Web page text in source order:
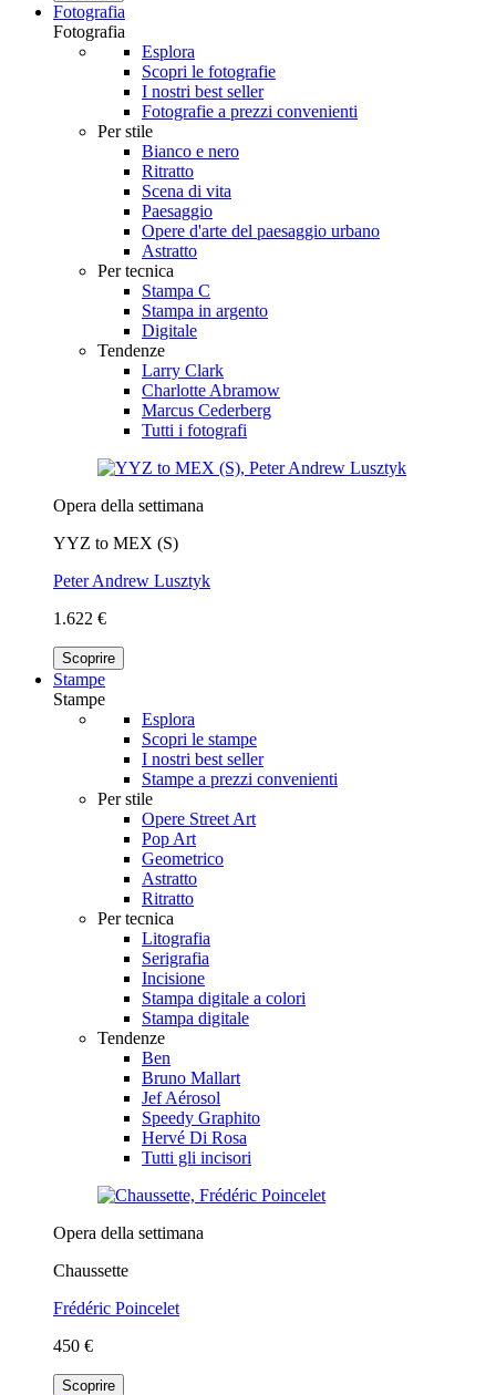
Fotografia
Fotografia
Esplora
Scopri le fotografie
I nostri best seller
Fotografie a prezzi convenienti
Per stile
Bianco e nero
Ritratto
Scena di vita
Paesaggio
Opere d'arte del paesaggio urbano
Astratto
Per tecnica
Stampa C
Stampa in argento
Digitale
Tendenze
Larry Clark
Charlotte Abramow
Marcus Cederberg
Tutti i fotografi
Opera della settimana
YYZ to MEX (S)
Peter Andrew Lusztyk
1.622 €
Scoprire
Stampe
Stampe
Esplora
Scopri le stampe
I nostri best seller
Stampe a prezzi convenienti
Per stile
Opere Street Art
Pop Art
Geometrico
Astratto
Ritratto
Per tecnica
Litografia
Serigrafia
Incisione
Stampa digitale a colori
Stampa digitale
Tendenze
Ben
Bruno Mallart
Jef Aérosol
Speedy Graphito
Hervé Di Rosa
Tutti gli incisori
Opera della settimana
Chaussette
Frédéric Poincelet
450 €
Scoprire